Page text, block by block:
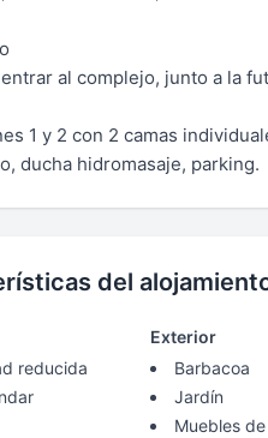
al complejo, junto a la
1 y 2 con 2 camas
ducha hidromasaje, parking.
del
reducida
Exterior
Barbacoa
Jardín
Muebles